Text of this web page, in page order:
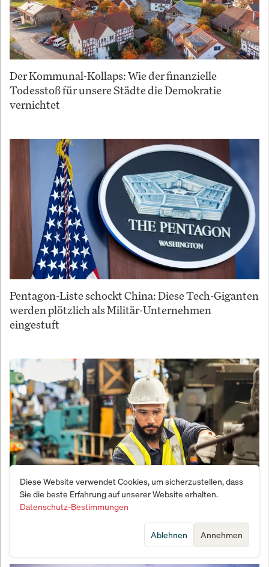
Der Kommunal-Kollaps: Wie der finanzielle
Todesstoß für unsere Städte die Demokratie
vernichtet
Pentagon-Liste schockt China: Diese Tech-Giganten
werden plötzlich als Militär-Unternehmen
eingestuft
Der demografische Kollaps: Warum Deutschlands
Wirtschaft vor dem Abgrund steht
Diese Website verwendet Cookies, um sicherzustellen, dass
Sie die beste Erfahrung auf unserer Website erhalten.
Datenschutz-Bestimmungen
Annehmen
Ablehnen